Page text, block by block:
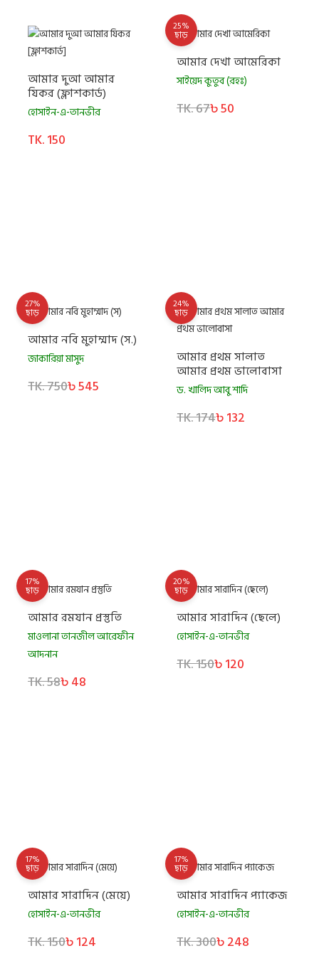
আমার দুআ আমার
যিকর (ফ্লাশকার্ড)
হোসাইন-এ-তানভীর
TK. 150
25%
ছাড়
আমার দেখা আমেরিকা
সাইয়েদ কুতুব (রহঃ)
TK. 67৳ 50
27%
ছাড়
আমার নবি মুহাম্মাদ (স.)
জাকারিয়া মাসুদ
TK. 750৳ 545
24%
ছাড়
আমার প্রথম সালাত
আমার প্রথম ভালোবাসা
ড. খালিদ আবু শাদি
TK. 174৳ 132
17%
ছাড়
আমার রমযান প্রস্তুতি
মাওলানা তানজীল আরেফীন
আদনান
TK. 58৳ 48
20%
ছাড়
আমার সারাদিন (ছেলে)
হোসাইন-এ-তানভীর
TK. 150৳ 120
17%
ছাড়
আমার সারাদিন (মেয়ে)
হোসাইন-এ-তানভীর
TK. 150৳ 124
17%
ছাড়
আমার সারাদিন প্যাকেজ
হোসাইন-এ-তানভীর
TK. 300৳ 248